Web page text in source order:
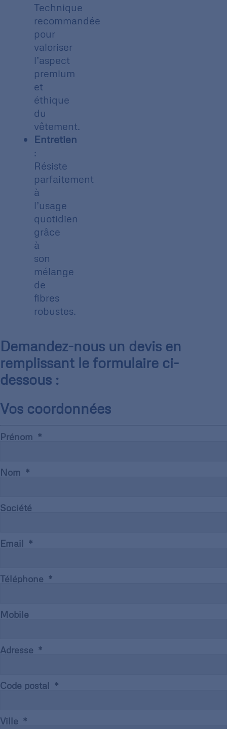
Technique
recommandée
pour
valoriser
l’aspect
premium
et
éthique
du
vêtement.
Entretien
:
Résiste
parfaitement
à
l’usage
quotidien
grâce
à
son
mélange
de
fibres
robustes.
Demandez-nous un devis en
remplissant le formulaire ci-
dessous :
Vos coordonnées
Prénom
Nom
Société
Email
Téléphone
Mobile
Adresse
Code postal
Ville